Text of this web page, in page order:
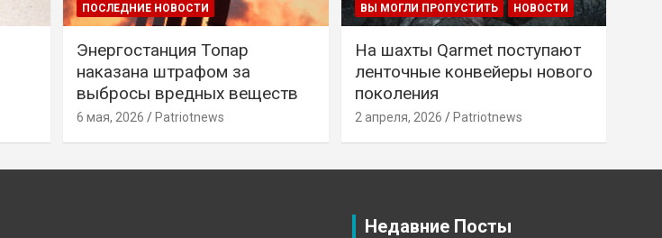
ПОСЛЕДНИЕ НОВОСТИ
Энергостанция Топар
наказана штрафом за
выбросы вредных веществ
6 мая, 2026 Patriotnews
ВЫ МОГЛИ ПРОПУСТИТЬ НОВОСТИ
На шахты Qarmet поступают
ленточные конвейеры нового
поколения
2 апреля, 2026 Patriotnews
Недавние Посты